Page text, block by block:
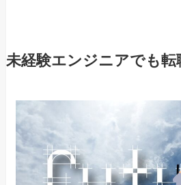
未経験エンジニアでも転